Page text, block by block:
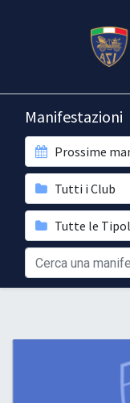
Manifestazioni
Prossime
Tutti i Club
Tutte le